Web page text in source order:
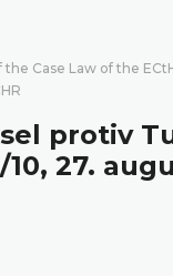
the Case Law of the
protiv
10, 27.